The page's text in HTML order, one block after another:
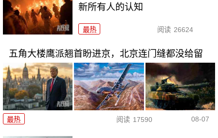
新所有人的认知
最热 阅读 26624
五角大楼鹰派翘首盼进京，北京连门缝都没给留
最热 阅读 17590 08-07